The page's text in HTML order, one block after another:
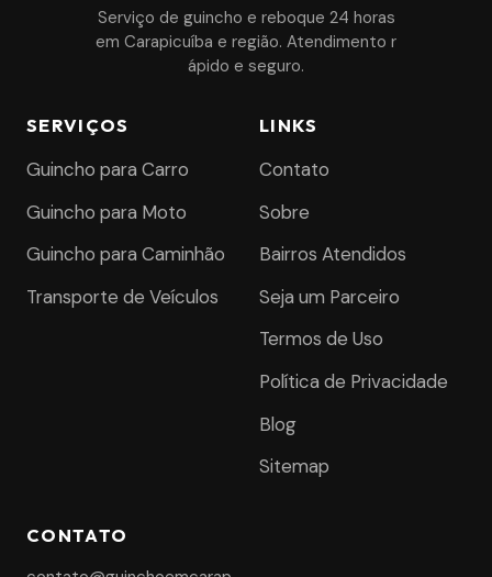
Serviço de guincho e reboque 24 horas
em Carapicuíba e região. Atendimento r
ápido e seguro.
SERVIÇOS
Guincho para Carro
Guincho para Moto
Guincho para Caminhão
Transporte de Veículos
LINKS
Contato
Sobre
Bairros Atendidos
Seja um Parceiro
Termos de Uso
Política de Privacidade
Blog
Sitemap
CONTATO